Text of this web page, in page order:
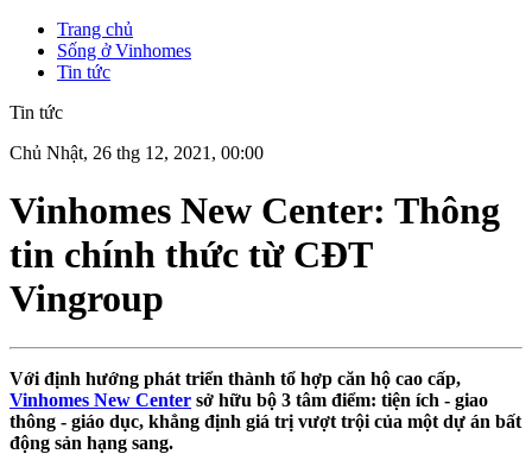
Trang chủ
Sống ở Vinhomes
Tin tức
Tin tức
Chủ Nhật, 26 thg 12, 2021, 00:00
Vinhomes New Center: Thông
tin chính thức từ CĐT
Vingroup
Với định hướng phát triển thành tổ hợp căn hộ cao cấp,
Vinhomes New Center sở hữu bộ 3 tâm điểm: tiện ích - giao
thông - giáo dục, khẳng định giá trị vượt trội của một dự án bất
động sản hạng sang.